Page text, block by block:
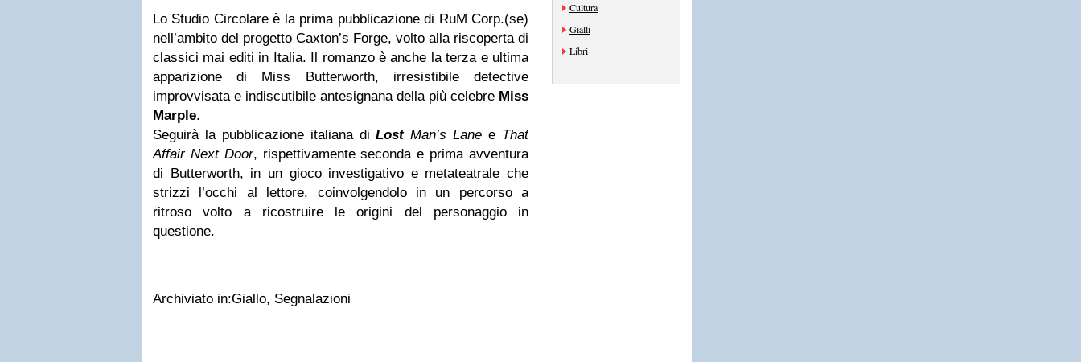
Lo Studio Circolare è la prima pubblicazione di RuM Corp.(se)
nell’ambito del progetto Caxton’s Forge, volto alla riscoperta di
classici mai editi in Italia. Il romanzo è anche la terza e ultima
apparizione di Miss Butterworth, irresistibile detective
improvvisata e indiscutibile antesignana della più celebre Miss
Marple.
Seguirà la pubblicazione italiana diLostMan’s Lane e That
Affair Next Door, rispettivamente seconda e prima avventura
di Butterworth, in un gioco investigativo e metateatrale che
strizzi l’occhi al lettore, coinvolgendolo in un percorso a
ritroso volto a ricostruire le origini del personaggio in
questione.
Archiviato in:Giallo, Segnalazioni
Cultura
Gialli
Libri